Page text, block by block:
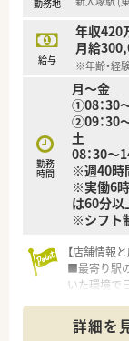
勤務地
給与
年収420
月給
※年齢・経
勤務
時間
月～金
①08：30
②09：30
土
08：30～
※週40時
※実働6
は60分以
※シフト
【店舗情報
■最寄り駅
いた環境で
あたり平均
■薬剤師は
詳細を